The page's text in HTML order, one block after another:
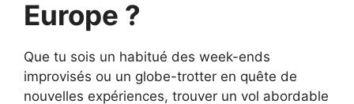
Europe ?
Que tu sois un habitué des week-ends
improvisés ou un globe-trotter en quête de
nouvelles expériences, trouver un vol abordable